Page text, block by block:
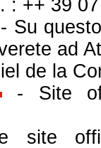
: ++ 39
Su
ad
de la
- Site